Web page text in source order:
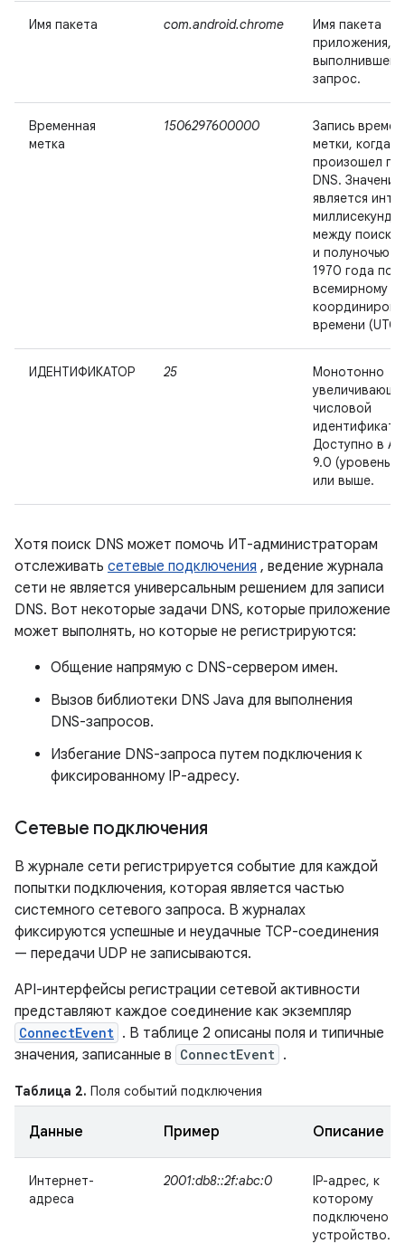
Имя пакета com.android.chrome
Имя пакета
приложения,
выполнившего
запрос.
Временная
метка
1506297600000
Запись
метки, когда
произошел
DNS.
является
миллисекундах
между
и полуночью 1
1970 года по
всемирному
времени (UTC).
ИДЕНТИФИКАТОР 25
Монотонно
числовой
Доступно в
9.0 (уровень
или выше.
Хотя поиск DNS может помочь ИТ-администраторам
отслеживать сетевые подключения , ведение журнала
сети не является универсальным решением для записи
DNS. Вот некоторые задачи DNS, которые приложение
может выполнять, но которые не регистрируются:
Общение напрямую с DNS-сервером имен.
Вызов библиотеки DNS Java для выполнения
DNS-запросов.
Избегание DNS-запроса путем подключения к
фиксированному IP-адресу.
Сетевые подключения
В журнале сети регистрируется событие для каждой
попытки подключения, которая является частью
системного сетевого запроса. В журналах
фиксируются успешные и неудачные TCP-соединения
— передачи UDP не записываются.
API-интерфейсы регистрации сетевой активности
представляют каждое соединение как экземпляр
ConnectEvent . В таблице 2 описаны поля и типичные
значения, записанные в ConnectEvent .
Таблица 2. Поля событий подключения
Данные Пример Описание
Интернет-
адреса
2001:db8::2f:abc:0
IP-адрес, к
которому
подключено
устройство.